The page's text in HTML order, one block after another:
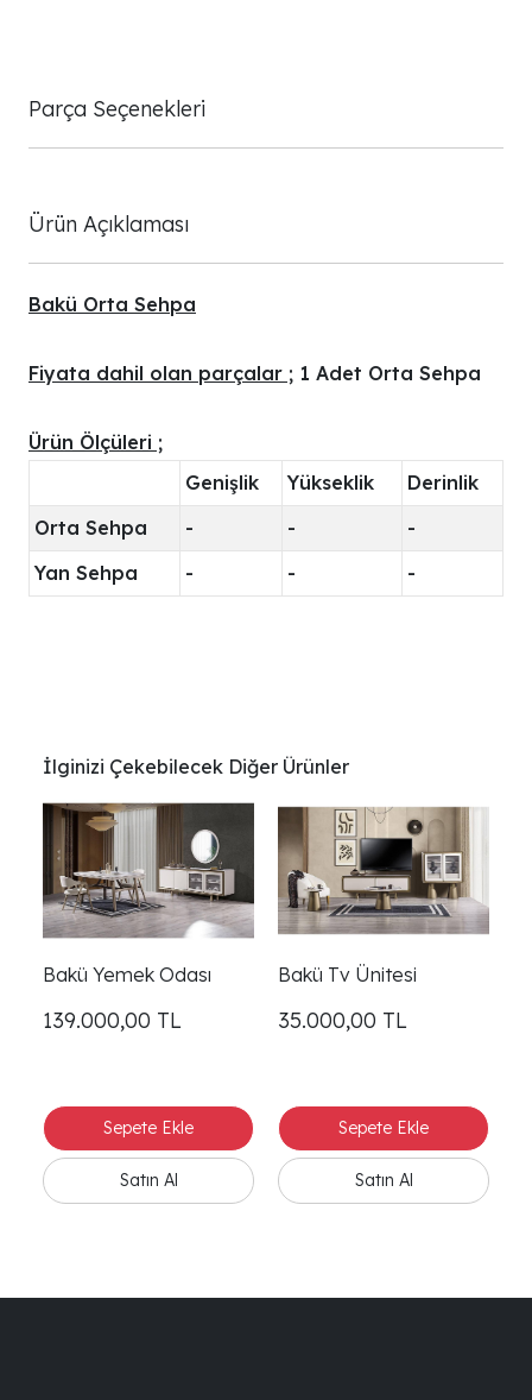
Parça Seçenekleri
Ürün Açıklaması
Bakü Orta Sehpa
Fiyata dahil olan parçalar ; 1 Adet Orta Sehpa
Ürün Ölçüleri ;
Genişlik
Yükseklik
Derinlik
Orta Sehpa
- -
-
Yan Sehpa
- - -
İlginizi Çekebilecek Diğer Ürünler
Bakü Yemek Odası
139.000,00 TL
Bakü Tv Ünitesi
35.000,00 TL